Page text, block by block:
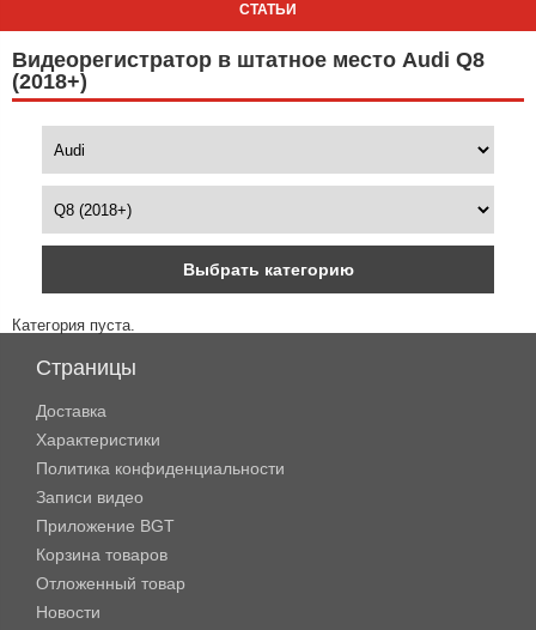
СТАТЬИ
Видеорегистратор в штатное место Audi Q8
(2018+)
Выбрать категорию
Категория пуста.
Страницы
Доставка
Характеристики
Политика конфиденциальности
Записи видео
Приложение BGT
Корзина товаров
Отложенный товар
Новости